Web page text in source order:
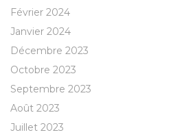
Février 2024
Janvier 2024
Décembre 2023
Octobre 2023
Septembre 2023
Août 2023
Juillet 2023